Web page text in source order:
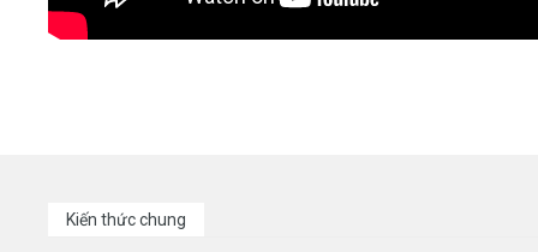
Kiến thức chung